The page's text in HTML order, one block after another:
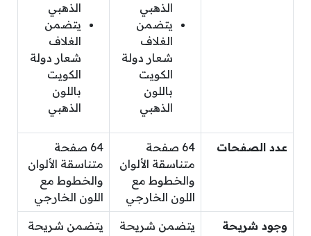
الذهبي
يتضمن
الغلاف
شعار دولة
الكويت
باللون
الذهبي
الذهبي
يتضمن
الغلاف
شعار دولة
الكويت
باللون
الذهبي
عدد الصفحات
64 صفحة
متناسقة الألوان
والخطوط مع
اللون الخارجي
64 صفحة
متناسقة الألوان
والخطوط مع
اللون الخارجي
وجود شريحة
يتضمن شريحة
يتضمن شريحة